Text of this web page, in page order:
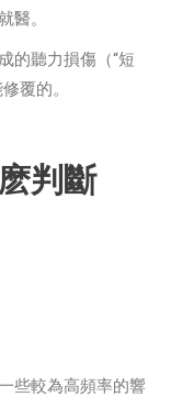
醫。
的聽力損傷（“短
覆的。
判斷
些較為高頻率的響